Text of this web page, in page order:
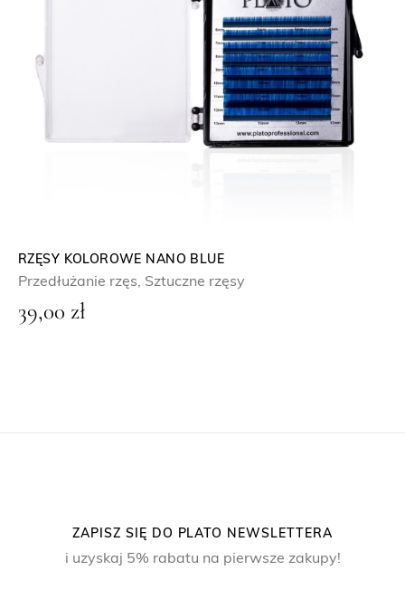
RZĘSY KOLOROWE NANO BLUE
Przedłużanie rzęs, Sztuczne rzęsy
39,00 zł
ZAPISZ SIĘ DO PLATO NEWSLETTERA
i uzyskaj 5% rabatu na pierwsze zakupy!